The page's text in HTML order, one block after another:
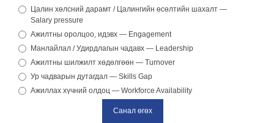
Цалин хөлсний дарамт / Цалингийн өсөлтийн шахалт —
Salary pressure
Ажилтны оролцоо, идэвх — Engagement
Манлайлал / Удирдлагын чадавх — Leadership
Ажилтны шилжилт хөдөлгөөн — Turnover
Ур чадварын дутагдал — Skills Gap
Ажиллах хүчний олдоц — Workforce Availability